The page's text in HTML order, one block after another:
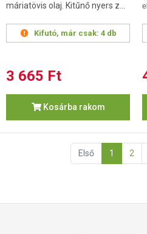
máriatövis olaj. Kitűnő nyers z...
Kifutó, már csak: 4 db
3 665 Ft
Kosárba rakom
Első 1 2